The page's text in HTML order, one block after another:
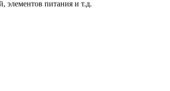
элементов питания и т.д.